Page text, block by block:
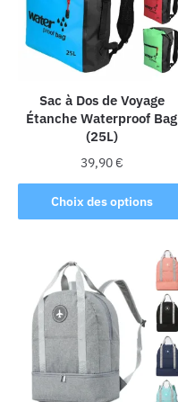
Sac à Dos de Voyage
Étanche Waterproof Bag
(25L)
39,90€
Choix des options
Ce
produit
plusieurs
variations.
Les
options
peuvent
être
choisies